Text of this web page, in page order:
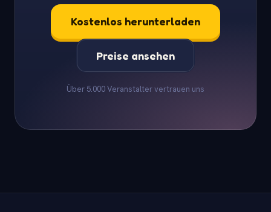
Kostenlos herunterladen
Preise ansehen
Über 5.000 Veranstalter vertrauen uns